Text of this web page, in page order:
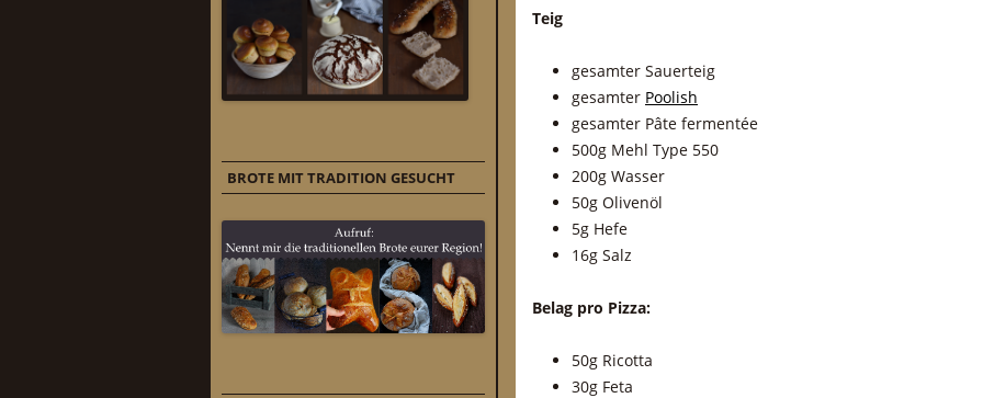
Teig
gesamter Sauerteig
gesamter Poolish
gesamter Pâte fermentée
500g Mehl Type 550
200g Wasser
50g Olivenöl
5g Hefe
16g Salz
Belag pro Pizza:
50g Ricotta
30g Feta
BROTE MIT TRADITION GESUCHT